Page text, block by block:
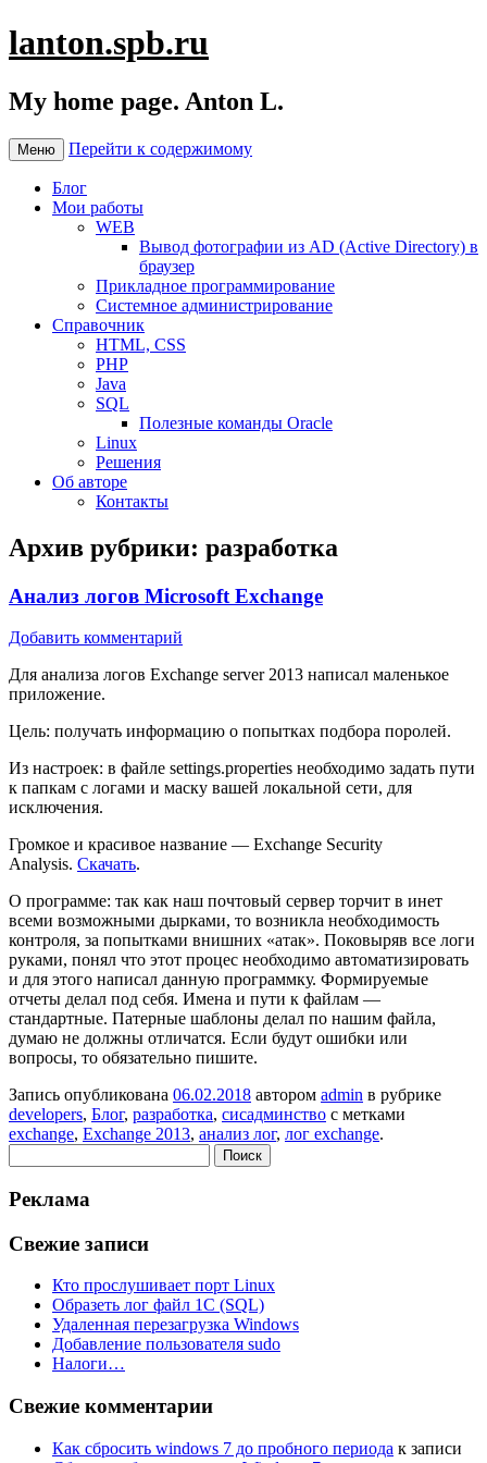
lanton.spb.ru
My home page. Anton L.
Меню Перейти к содержимому
Блог
Мои работы
WEB
Вывод фотографии из AD (Active Directory) в
браузер
Прикладное программирование
Системное администрирование
Справочник
HTML, CSS
PHP
Java
SQL
Полезные команды Oracle
Linux
Решения
Об авторе
Контакты
Архив рубрики: разработка
Анализ логов Microsoft Exchange
Добавить комментарий
Для анализа логов Exchange server 2013 написал маленькое
приложение.
Цель: получать информацию о попытках подбора поролей.
Из настроек: в файле settings.properties необходимо задать пути
к папкам с логами и маску вашей локальной сети, для
исключения.
Громкое и красивое название — Exchange Security
Analysis. Скачать.
О программе: так как наш почтовый сервер торчит в инет
всеми возможными дырками, то возникла необходимость
контроля, за попытками внишних «атак». Поковыряв все логи
руками, понял что этот процес необходимо автоматизировать
и для этого написал данную программку. Формируемые
отчеты делал под себя. Имена и пути к файлам —
стандартные. Патерные шаблоны делал по нашим файла,
думаю не должны отличатся. Если будут ошибки или
вопросы, то обязательно пишите.
Запись опубликована 06.02.2018 автором admin в рубрике
developers, Блог, разработка, сисадминство с метками
exchange, Exchange 2013, анализ лог, лог exchange.
Реклама
Свежие записи
Кто прослушивает порт Linux
Образеть лог файл 1С (SQL)
Удаленная перезагрузка Windows
Добавление пользователя sudo
Налоги…
Свежие комментарии
Как сбросить windows 7 до пробного периода к записи